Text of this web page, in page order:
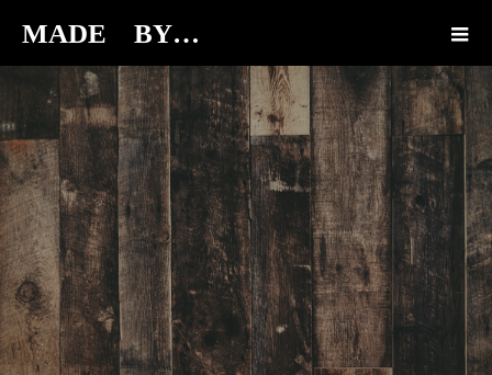
MADE BY…